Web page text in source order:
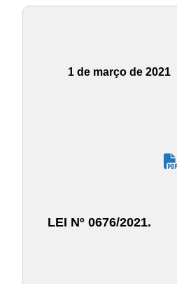
1 de março de 2021
LEI Nº 0676/2021.